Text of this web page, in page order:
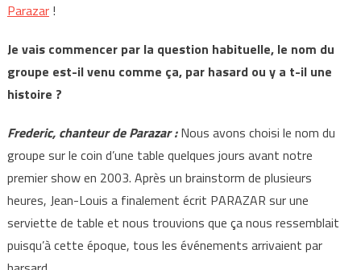
Parazar!
Je vais commencer par la question habituelle, le nom du
groupe est-il venu comme ça, par hasard ou y a t-il une
histoire ?
Frederic, chanteur de Parazar :Nous avons choisi le nom du
groupe sur le coin d’une table quelques jours avant notre
premier show en 2003. Après un brainstorm de plusieurs
heures, Jean-Louis a finalement écrit PARAZAR sur une
serviette de table et nous trouvions que ça nous ressemblait
puisqu’à cette époque, tous les événements arrivaient par